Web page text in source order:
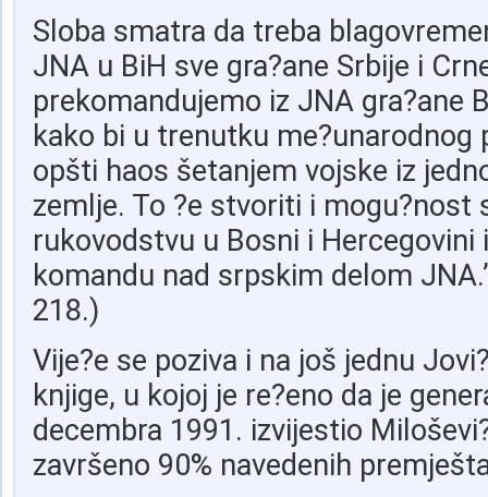
Sloba smatra da treba
JNA u BiH sve gra?ane Srbije i
prekomandujemo iz JNA gra?ane
kako bi u trenutku me?unarodnog
opšti haos šetanjem vojske iz
zemlje. To ?e stvoriti i mogu?nost
rukovodstvu u Bosni i Hercegovini
komandu nad srpskim delom
218.)
Vije?e se poziva i na još jednu
knjige, u kojoj je re?eno da je
decembra 1991. izvijestio
završeno 90% navedenih